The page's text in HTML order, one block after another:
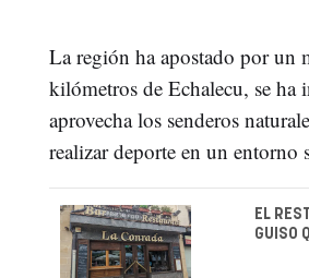
La región ha apostado por un
kilómetros de Echalecu, se ha
aprovecha los senderos
realizar deporte en un
EL
GUISO